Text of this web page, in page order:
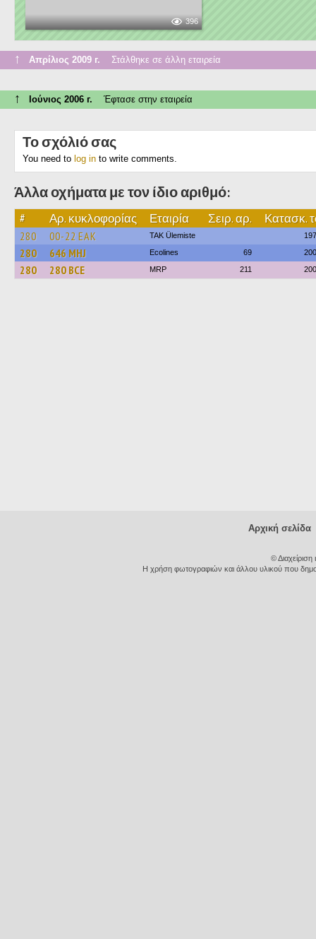
396
↑ Απρίλιος 2009 г. Στάλθηκε σε άλλη εταιρεία
↑ Ιούνιος 2006 г. Έφτασε στην εταιρεία
Το σχόλιό σας
You need to log in to write comments.
Άλλα οχήματα με τον ίδιο αριθμό:
# Αρ. κυκλοφορίας Εταιρία Σειρ. αρ. Κατασκ.
280 00-22 ЕАК TAK Ülemiste
280 646 MHJ Ecolines 69
280 280 BCE MRP 211
Αρχική σελίδα
©
Η χρήση φωτογραφιών και άλλου υλικού που